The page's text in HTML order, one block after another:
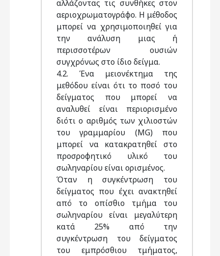
αλλάζοντας τις συνθήκες στον
αεριοχρωματογράφο. Η μέθοδος
μπορεί να χρησιμοποιηθεί για
την ανάλυση μιας ή
περισσοτέρων ουσιών
συγχρόνως στο ίδιο δείγμα.
4.2. Ένα μειονέκτημα της
μεθόδου είναι ότι το ποσό του
δείγματος που μπορεί να
αναλυθεί είναι περιορισμένο
διότι ο αριθμός των χιλιοστών
του γραμμαρίου (MG) που
μπορεί να κατακρατηθεί στο
προσροφητικό υλικό του
σωληναρίου είναι ορισμένος.
Όταν η συγκέντρωση του
δείγματος που έχει ανακτηθεί
από το οπίσθιο τμήμα του
σωληναρίου είναι μεγαλύτερη
κατά 25% από την
συγκέντρωση του δείγματος
του εμπρόσθιου τμήματος,